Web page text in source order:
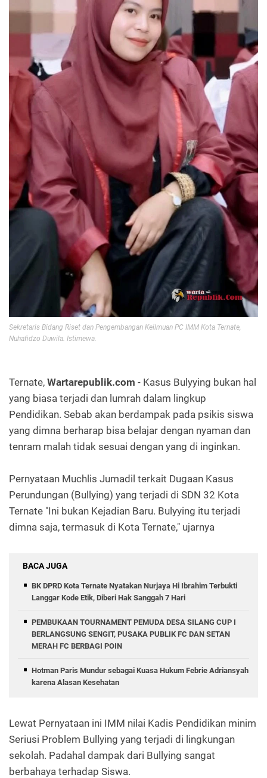
Sekretaris Bidang Riset dan Pengembangan Keilmuan PC IMM Kota Ternate,
Nuhafidzo Duwila. Istimewa.
Ternate, Wartarepublik.com - Kasus Bulyying bukan hal
yang biasa terjadi dan lumrah dalam lingkup
Pendidikan. Sebab akan berdampak pada psikis siswa
yang dimna berharap bisa belajar dengan nyaman dan
tenram malah tidak sesuai dengan yang di inginkan.
Pernyataan Muchlis Jumadil terkait Dugaan Kasus
Perundungan (Bullying) yang terjadi di SDN 32 Kota
Ternate "Ini bukan Kejadian Baru. Bulyying itu terjadi
dimna saja, termasuk di Kota Ternate," ujarnya
BACA JUGA
BK DPRD Kota Ternate Nyatakan Nurjaya Hi Ibrahim Terbukti
Langgar Kode Etik, Diberi Hak Sanggah 7 Hari
PEMBUKAAN TOURNAMENT PEMUDA DESA SILANG CUP I
BERLANGSUNG SENGIT, PUSAKA PUBLIK FC DAN SETAN
MERAH FC BERBAGI POIN
Hotman Paris Mundur sebagai Kuasa Hukum Febrie Adriansyah
karena Alasan Kesehatan
Lewat Pernyataan ini IMM nilai Kadis Pendidikan minim
Seriusi Problem Bullying yang terjadi di lingkungan
sekolah. Padahal dampak dari Bullying sangat
berbahaya terhadap Siswa.